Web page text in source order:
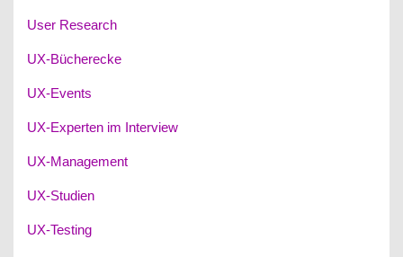
User Research
UX-Bücherecke
UX-Events
UX-Experten im Interview
UX-Management
UX-Studien
UX-Testing